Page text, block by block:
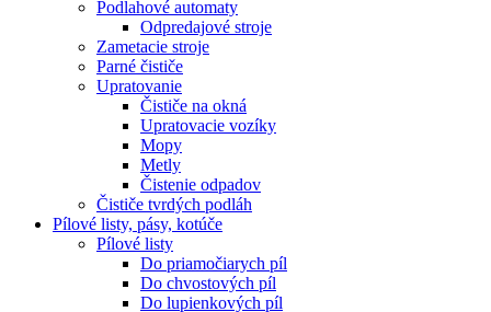
Podlahové automaty
Odpredajové stroje
Zametacie stroje
Parné čističe
Upratovanie
Čističe na okná
Upratovacie vozíky
Mopy
Metly
Čistenie odpadov
Čističe tvrdých podláh
Pílové listy, pásy, kotúče
Pílové listy
Do priamočiarych píl
Do chvostových píl
Do lupienkových píl